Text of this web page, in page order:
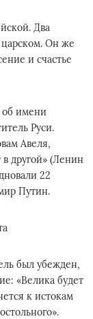
Два
Он же
и счастье
об имени
Руси.
Авеля,
в другой» (Ленин
22
Путин.
был убежден,
«Велика будет
к истокам